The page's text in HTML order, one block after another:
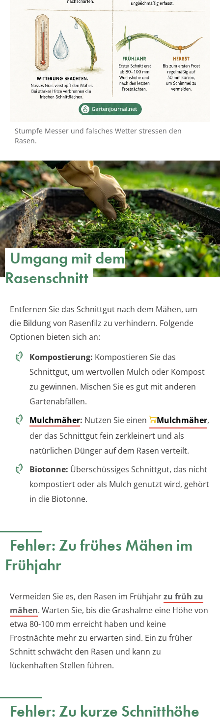
Stumpfe Messer und falsches Wetter stressen den
Rasen.
Umgang mit dem
Rasenschnitt
Entfernen Sie das Schnittgut nach dem Mähen, um
die Bildung von Rasenfilz zu verhindern. Folgende
Optionen bieten sich an:
Kompostierung: Kompostieren Sie das
Schnittgut, um wertvollen Mulch oder Kompost
zu gewinnen. Mischen Sie es gut mit anderen
Gartenabfällen.
Mulchmäher: Nutzen Sie einen Mulchmäher,
der das Schnittgut fein zerkleinert und als
natürlichen Dünger auf dem Rasen verteilt.
Biotonne: Überschüssiges Schnittgut, das nicht
kompostiert oder als Mulch genutzt wird, gehört
in die Biotonne.
Fehler: Zu frühes Mähen im
Frühjahr
Vermeiden Sie es, den Rasen im Frühjahrzu früh zu
mähen. Warten Sie, bis die Grashalme eine Höhe von
etwa 80-100 mm erreicht haben und keine
Frostnächte mehr zu erwarten sind. Ein zu früher
Schnitt schwächt den Rasen und kann zu
lückenhaften Stellen führen.
Fehler: Zu kurze Schnitthöhe